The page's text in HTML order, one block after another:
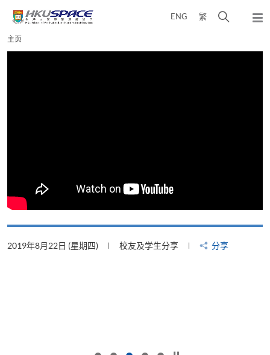
content
ENG 繁
弹
Main
content
主页
2019年8月22日 (星期四) 校友及学生分享 分享